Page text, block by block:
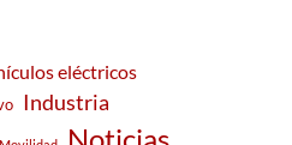
eléctricos
Industria